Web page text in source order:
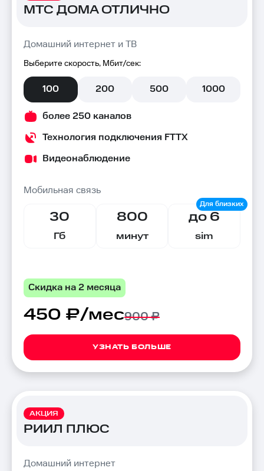
МТС ДОМА ОТЛИЧНО
Домашний интернет и ТВ
Выберите скорость, Мбит/сек:
100 200 500 1000
более 250 каналов
Технология подключения FTTX
Видеонаблюдение
Мобильная связь
30
Гб
800
минут
до 6
sim
Скидка на 2 месяца
450 ₽/мес900 ₽
УЗНАТЬ БОЛЬШЕ
АКЦИЯ
РИИЛ ПЛЮС
Домашний интернет